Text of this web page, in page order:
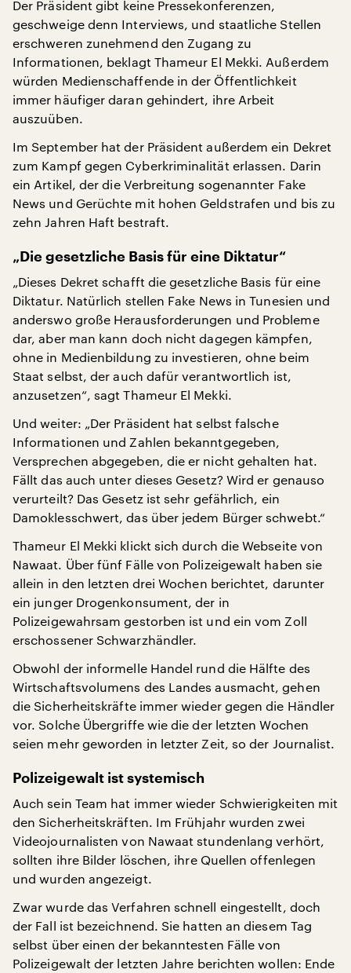
Der Präsident gibt keine Pressekonferenzen,
geschweige denn Interviews, und staatliche Stellen
erschweren zunehmend den Zugang zu
Informationen, beklagt Thameur El Mekki. Außerdem
würden Medienschaffende in der Öffentlichkeit
immer häufiger daran gehindert, ihre Arbeit
auszuüben.
Im September hat der Präsident außerdem ein Dekret
zum Kampf gegen Cyberkriminalität erlassen. Darin
ein Artikel, der die Verbreitung sogenannter Fake
News und Gerüchte mit hohen Geldstrafen und bis zu
zehn Jahren Haft bestraft.
„Die gesetzliche Basis für eine Diktatur“
„Dieses Dekret schafft die gesetzliche Basis für eine
Diktatur. Natürlich stellen Fake News in Tunesien und
anderswo große Herausforderungen und Probleme
dar, aber man kann doch nicht dagegen kämpfen,
ohne in Medienbildung zu investieren, ohne beim
Staat selbst, der auch dafür verantwortlich ist,
anzusetzen“, sagt Thameur El Mekki.
Und weiter: „Der Präsident hat selbst falsche
Informationen und Zahlen bekanntgegeben,
Versprechen abgegeben, die er nicht gehalten hat.
Fällt das auch unter dieses Gesetz? Wird er genauso
verurteilt? Das Gesetz ist sehr gefährlich, ein
Damoklesschwert, das über jedem Bürger schwebt.“
Thameur El Mekki klickt sich durch die Webseite von
Nawaat. Über fünf Fälle von Polizeigewalt haben sie
allein in den letzten drei Wochen berichtet, darunter
ein junger Drogenkonsument, der in
Polizeigewahrsam gestorben ist und ein vom Zoll
erschossener Schwarzhändler.
Obwohl der informelle Handel rund die Hälfte des
Wirtschaftsvolumens des Landes ausmacht, gehen
die Sicherheitskräfte immer wieder gegen die Händler
vor. Solche Übergriffe wie die der letzten Wochen
seien mehr geworden in letzter Zeit, so der Journalist.
Polizeigewalt ist systemisch
Auch sein Team hat immer wieder Schwierigkeiten mit
den Sicherheitskräften. Im Frühjahr wurden zwei
Videojournalisten von Nawaat stundenlang verhört,
sollten ihre Bilder löschen, ihre Quellen offenlegen
und wurden angezeigt.
Zwar wurde das Verfahren schnell eingestellt, doch
der Fall ist bezeichnend. Sie hatten an diesem Tag
selbst über einen der bekanntesten Fälle von
Polizeigewalt der letzten Jahre berichten wollen: Ende